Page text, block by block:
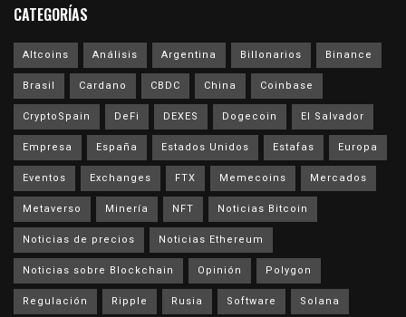
CATEGORÍAS
Altcoins Análisis Argentina Billonarios
Binance
Brasil
Cardano CBDC China
Coinbase
CryptoSpain
DeFi DEXES Dogecoin
El Salvador
Empresa
España Estados Unidos Estafas
Europa
Eventos
Exchanges FTX Memecoins
Mercados
Metaverso
Minería NFT
Noticias Bitcoin
Noticias de precios
Noticias Ethereum
Noticias sobre Blockchain
Opinión
Polygon
Regulación
Ripple Rusia Software Solana